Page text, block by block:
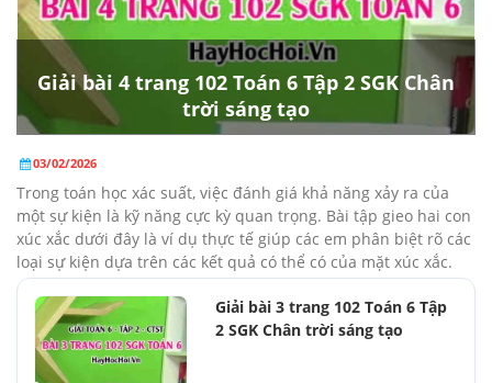
Giải bài 4 trang 102 Toán 6 Tập 2 SGK Chân
trời sáng tạo
03/02/2026
Trong toán học xác suất, việc đánh giá khả năng xảy ra của
một sự kiện là kỹ năng cực kỳ quan trọng. Bài tập gieo hai con
xúc xắc dưới đây là ví dụ thực tế giúp các em phân biệt rõ các
loại sự kiện dựa trên các kết quả có thể có của mặt xúc xắc.
Giải bài 3 trang 102 Toán 6 Tập
2 SGK Chân trời sáng tạo